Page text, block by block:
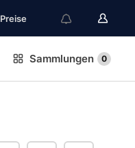
Preise
Sammlungen 0